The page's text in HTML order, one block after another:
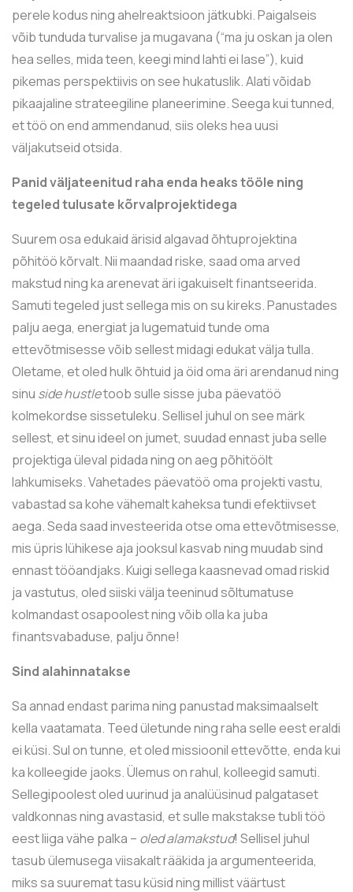
perele kodus ning ahelreaktsioon jätkubki. Paigalseis
võib tunduda turvalise ja mugavana (“ma ju oskan ja olen
hea selles, mida teen, keegi mind lahti ei lase”), kuid
pikemas perspektiivis on see hukatuslik. Alati võidab
pikaajaline strateegiline planeerimine. Seega kui tunned,
et töö on end ammendanud, siis oleks hea uusi
väljakutseid otsida.
Panid väljateenitud raha enda heaks tööle ning
tegeled tulusate kõrvalprojektidega
Suurem osa edukaid ärisid algavad õhtuprojektina
põhitöö kõrvalt. Nii maandad riske, saad oma arved
makstud ning ka arenevat äri igakuiselt finantseerida.
Samuti tegeled just sellega mis on su kireks. Panustades
palju aega, energiat ja lugematuid tunde oma
ettevõtmisesse võib sellest midagi edukat välja tulla.
Oletame, et oled hulk õhtuid ja öid oma äri arendanud ning
sinu side hustletoob sulle sisse juba päevatöö
kolmekordse sissetuleku. Sellisel juhul on see märk
sellest, et sinu ideel on jumet, suudad ennast juba selle
projektiga üleval pidada ning on aeg põhitöölt
lahkumiseks. Vahetades päevatöö oma projekti vastu,
vabastad sa kohe vähemalt kaheksa tundi efektiivset
aega. Seda saad investeerida otse oma ettevõtmisesse,
mis üpris lühikese aja jooksul kasvab ning muudab sind
ennast tööandjaks. Kuigi sellega kaasnevad omad riskid
ja vastutus, oled siiski välja teeninud sõltumatuse
kolmandast osapoolest ning võib olla ka juba
finantsvabaduse, palju õnne!
Sind alahinnatakse
Sa annad endast parima ning panustad maksimaalselt
kella vaatamata. Teed ületunde ning raha selle eest eraldi
ei küsi. Sul on tunne, et oled missioonil ettevõtte, enda kui
ka kolleegide jaoks. Ülemus on rahul, kolleegid samuti.
Sellegipoolest oled uurinud ja analüüsinud palgataset
valdkonnas ning avastasid, et sulle makstakse tubli töö
eest liiga vähe palka – oled alamakstud! Sellisel juhul
tasub ülemusega viisakalt rääkida ja argumenteerida,
miks sa suuremat tasu küsid ning millist väärtust